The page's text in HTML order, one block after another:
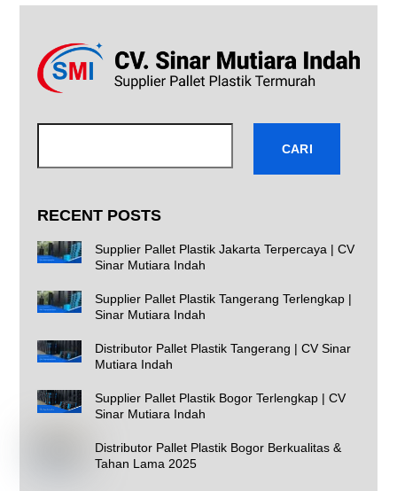
CARI
RECENT POSTS
Supplier Pallet Plastik Jakarta Terpercaya | CV
Sinar Mutiara Indah
Supplier Pallet Plastik Tangerang Terlengkap |
Sinar Mutiara Indah
Distributor Pallet Plastik Tangerang | CV Sinar
Mutiara Indah
Supplier Pallet Plastik Bogor Terlengkap | CV
Sinar Mutiara Indah
Distributor Pallet Plastik Bogor Berkualitas &
Tahan Lama 2025